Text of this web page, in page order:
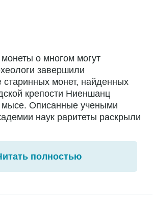
о многом могут
завершили
старинных монет, найденных
крепости Ниеншанц
мысе. Описанные учеными
наук раритеты раскрыли
полностью